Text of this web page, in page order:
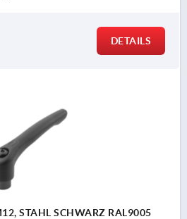
DETAILS
STAHL SCHWARZ RAL9005